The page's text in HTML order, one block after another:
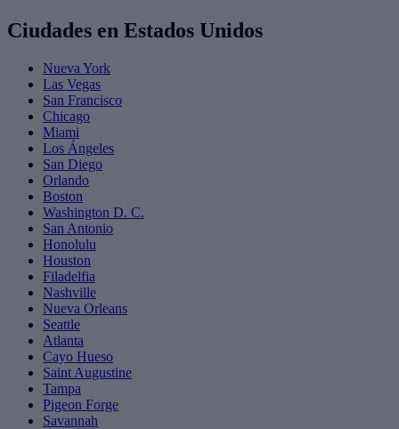
Ciudades en Estados Unidos
Nueva York
Las Vegas
San Francisco
Chicago
Miami
Los Ángeles
San Diego
Orlando
Boston
Washington D. C.
San Antonio
Honolulu
Houston
Filadelfia
Nashville
Nueva Orleans
Seattle
Atlanta
Cayo Hueso
Saint Augustine
Tampa
Pigeon Forge
Savannah